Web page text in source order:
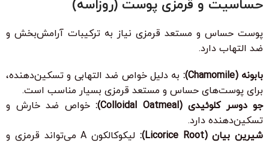
حساسیت و قرمزی پوست (روزاسه)
پوست حساس و مستعد قرمزی نیاز به ترکیبات آرامش‌بخش و
ضد التهاب دارد.
بابونه (Chamomile):
به دلیل خواص ضد التهابی و تسکین‌دهنده،
برای پوست‌های حساس و مستعد قرمزی بسیار مناسب است.
جو دوسر کلوئیدی (Colloidal Oatmeal):
خواص ضد خارش و
تسکین‌دهنده دارد.
شیرین بیان (Licorice Root):
لیکوکالکون A می‌تواند قرمزی و